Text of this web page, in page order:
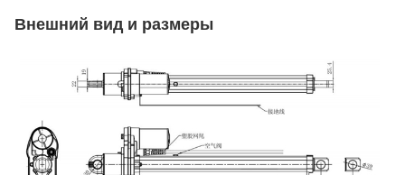
Внешний вид и размеры